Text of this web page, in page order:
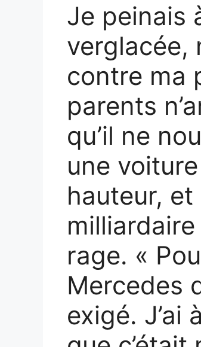
Je peinais
verglacée,
contre ma
parents
qu’il ne
une
hauteur,
rage. «
Mercedes
exigé. J’ai